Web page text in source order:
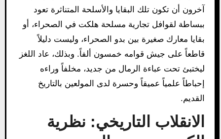
آخرون أن تكون تلك البقايا والأسلحة المتناثرة تعود
ببساطة لقوافل تجارية مسلحة هلكت في الصحراء، أو
بقايا معارك صغيرة بين بدو الصحراء، وليست دليلاً
قاطعاً على جيش قوامه خمسون ألفاً. وبذلك، عاد اللغز
ليختبئ تحت عباءة الرمال من جديد، مخلفاً وراءه
إحباطاً علمياً عميقاً وحسرة لدى المولعين بالتاريخ
القديم.
الانقلاب التاريخي: نظرية